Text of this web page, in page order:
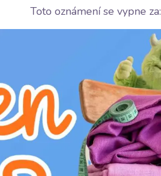
Velmi žádané
Produkt se vyprodá za 1 den
Toto oznámení se vypne za: